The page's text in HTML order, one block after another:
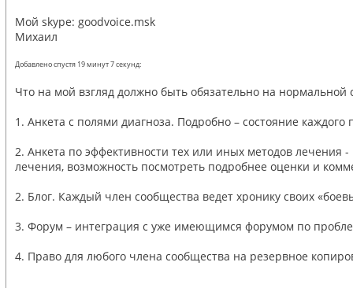
Мой skype: goodvoice.msk
Михаил
Добавлено спустя 19 минут 7 секунд:
Что на мой взгляд должно быть обязательно на нормальной
1. Анкета с полями диагноза. Подробно – состояние
2. Анкета по эффективности тех или иных методов лечения
лечения, возможность посмотреть подробнее оценки и
2. Блог. Каждый член сообщества ведет хронику своих
3. Форум – интеграция с уже имеющимся форумом по
4. Право для любого члена сообщества на резервное